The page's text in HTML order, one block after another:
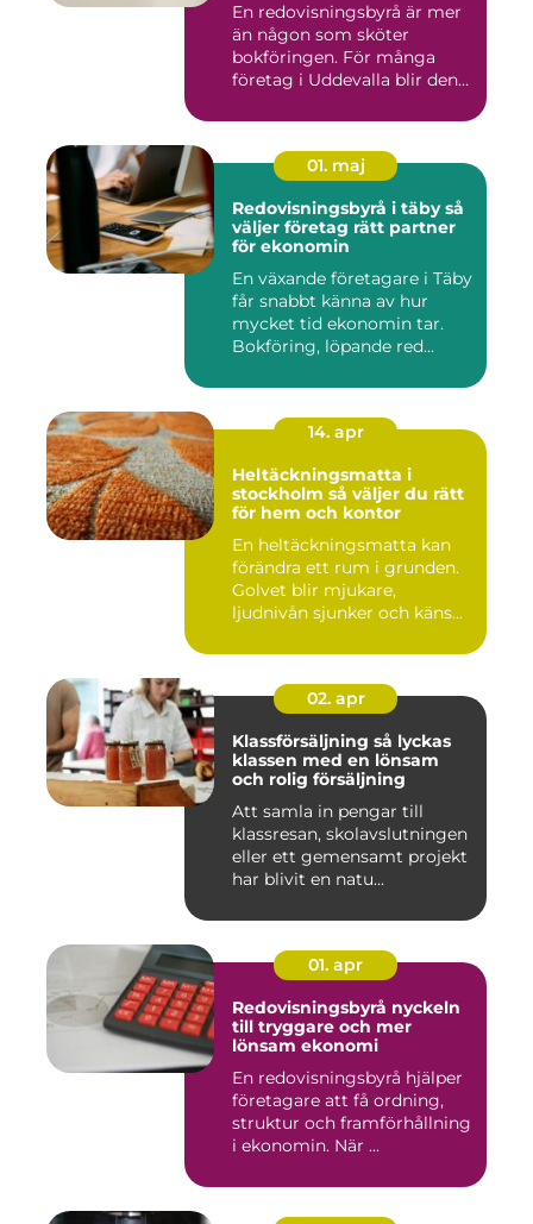
En redovisningsbyrå är mer
än någon som sköter
bokföringen. För många
företag i Uddevalla blir den
01. maj
Redovisningsbyrå i täby så
väljer företag rätt partner
för ekonomin
En växande företagare i Täby
får snabbt känna av hur
mycket tid ekonomin tar.
Bokföring, löpande red...
14. apr
Heltäckningsmatta i
stockholm så väljer du rätt
för hem och kontor
En heltäckningsmatta kan
förändra ett rum i grunden.
Golvet blir mjukare,
ljudnivån sjunker och käns...
02. apr
Klassförsäljning så lyckas
klassen med en lönsam
och rolig försäljning
Att samla in pengar till
klassresan, skolavslutningen
eller ett gemensamt projekt
har blivit en natu...
01. apr
Redovisningsbyrå nyckeln
till tryggare och mer
lönsam ekonomi
En redovisningsbyrå hjälper
företagare att få ordning,
struktur och framförhållning
i ekonomin. När ...